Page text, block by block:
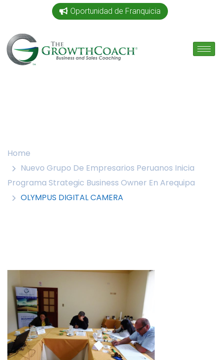
Oportunidad de Franquicia
Home
Nuevo Grupo De Empresarios Peruanos Inicia
Programa Strategic Business Owner En Arequipa
OLYMPUS DIGITAL CAMERA